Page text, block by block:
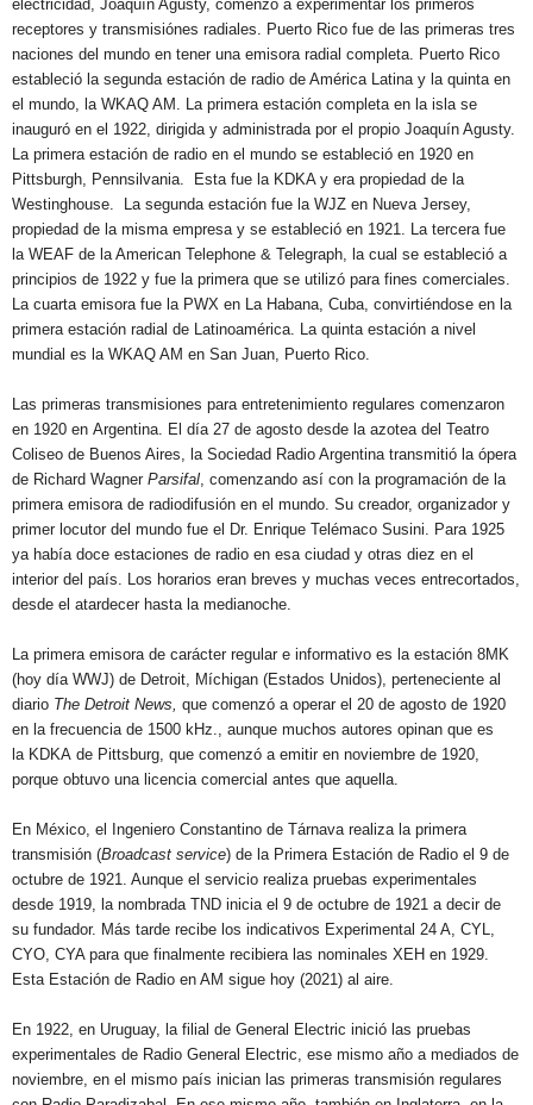
electricidad, Joaquín Agusty, comenzó a experimentar los primeros
receptores y transmisiónes radiales. Puerto Rico fue de las primeras tres
naciones del mundo en tener una emisora radial completa. Puerto Rico
estableció la segunda estación de radio de América Latina y la quinta en
el mundo, la WKAQ AM. La primera estación completa en la isla se
inauguró en el 1922, dirigida y administrada por el propio Joaquín Agusty.
La primera estación de radio en el mundo se estableció en 1920 en
Pittsburgh, Pennsilvania. Esta fue la KDKA y era propiedad de la
Westinghouse. La segunda estación fue la WJZ en Nueva Jersey,
propiedad de la misma empresa y se estableció en 1921. La tercera fue
la WEAF de la American Telephone & Telegraph, la cual se estableció a
principios de 1922 y fue la primera que se utilizó para fines comerciales.
La cuarta emisora fue la PWX en La Habana, Cuba, convirtiéndose en la
primera estación radial de Latinoamérica. La quinta estación a nivel
mundial es la WKAQ AM en San Juan, Puerto Rico.
Las primeras transmisiones para entretenimiento regulares comenzaron
en 1920 en Argentina. El día 27 de agosto desde la azotea del Teatro
Coliseo de Buenos Aires, la Sociedad Radio Argentina transmitió la ópera
de Richard Wagner Parsifal, comenzando así con la programación de la
primera emisora de radiodifusión en el mundo.​ Su creador, organizador y
primer locutor del mundo fue el Dr. Enrique Telémaco Susini. Para 1925
ya había doce estaciones de radio en esa ciudad y otras diez en el
interior del país. Los horarios eran breves y muchas veces entrecortados,
desde el atardecer hasta la medianoche.
La primera emisora de carácter regular e informativo es la estación 8MK
(hoy día WWJ) de Detroit, Míchigan (Estados Unidos), perteneciente al
diario The Detroit News, que comenzó a operar el 20 de agosto de 1920
en la frecuencia de 1500 kHz., aunque muchos autores opinan que es
la KDKA de Pittsburg, que comenzó a emitir en noviembre de 1920,
porque obtuvo una licencia comercial antes que aquella.
En México, el Ingeniero Constantino de Tárnava realiza la primera
transmisión (Broadcast service) de la Primera Estación de Radio el 9 de
octubre de 1921. Aunque el servicio realiza pruebas experimentales
desde 1919, la nombrada TND inicia el 9 de octubre de 1921 a decir de
su fundador. Más tarde recibe los indicativos Experimental 24 A, CYL,
CYO, CYA para que finalmente recibiera las nominales XEH en 1929.
Esta Estación de Radio en AM sigue hoy (2021) al aire.
En 1922, en Uruguay, la filial de General Electric inició las pruebas
experimentales de Radio General Electric, ese mismo año a mediados de
noviembre, en el mismo país inician las primeras transmisión regulares